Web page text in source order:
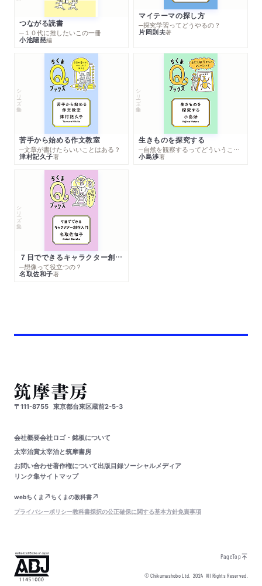
つながる読書
─１０代に推したいこの一冊
小池陽慈編
マイテーマの探し方
─探究学習ってどうやるの？
片岡則夫著
シリーズ・全集
苦手から始める作文教室
─文章が書けたらいいことはある？
津村記久子著
シリーズ・全集
生きものを探究する
─自然を観察するってどういうこと？
小島渉著
シリーズ・全集
７日でできるキャラクター創作入門
─想像って役立つの？
名取佐和子著
〒111-8755 東京都台東区蔵前2-5-3
会社概要会社ロゴ・銘板について
太宰治賞太宰治と筑摩書房
お問い合わせ著作権について出版目録ソーシャルメディア
リンク集サイトマップ
webちくま
ちくまの教科書
プライバシーポリシー教科書採択の公正確保に関する基本方針免責事項
PageTop
© Chikumashobo Ltd.2024 All Rights Reserved.